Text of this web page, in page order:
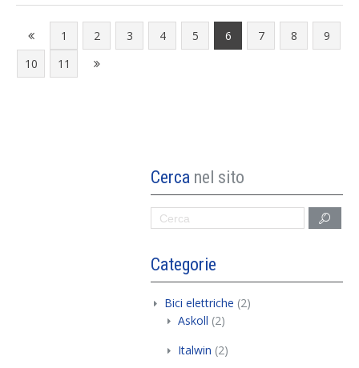
1 2 3 4 5 6 7 8
9
10
11
Cerca nel sito
Categorie
Bici elettriche (2)
Askoll (2)
Italwin (2)